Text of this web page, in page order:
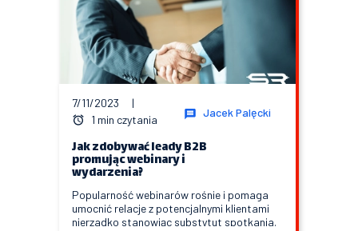
Jacek Palęcki
7/11/2023
|
1 min czytania
Jak zdobywać leady B2B
promując webinary i
wydarzenia?
Popularność webinarów rośnie i pomaga
umocnić relacje z potencjalnymi klientami
nierzadko stanowiąc substytut spotkania.